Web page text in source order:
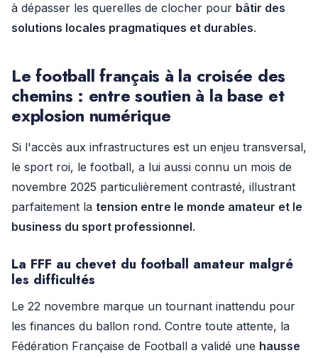
à dépasser les querelles de clocher pour bâtir des
solutions locales pragmatiques et durables.
Le football français à la croisée des
chemins : entre soutien à la base et
explosion numérique
Si l'accès aux infrastructures est un enjeu transversal,
le sport roi, le football, a lui aussi connu un mois de
novembre 2025 particulièrement contrasté, illustrant
parfaitement la tension entre le monde amateur et le
business du sport professionnel.
La FFF au chevet du football amateur malgré
les difficultés
Le 22 novembre marque un tournant inattendu pour
les finances du ballon rond. Contre toute attente, la
Fédération Française de Football a validé une hausse